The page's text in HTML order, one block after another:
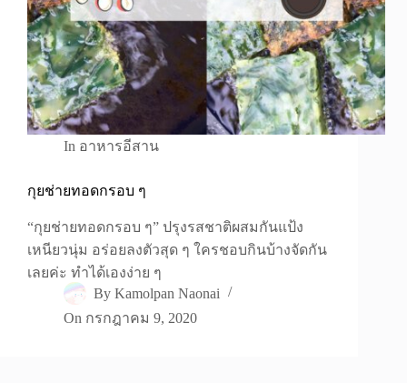
In อาหารอีสาน
กุยช่ายทอดกรอบ ๆ
“กุยช่ายทอดกรอบ ๆ” ปรุงรสชาติผสมกันแป้ง
เหนียวนุ่ม อร่อยลงตัวสุด ๆ ใครชอบกินบ้างจัดกัน
เลยค่ะ ทำได้เองง่าย ๆ
By Kamolpan Naonai
On กรกฎาคม 9, 2020